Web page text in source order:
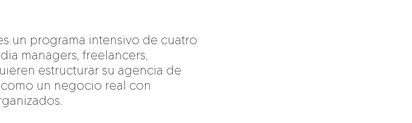
un programa intensivo de cuatro
managers, freelancers,
estructurar su agencia de
un negocio real con